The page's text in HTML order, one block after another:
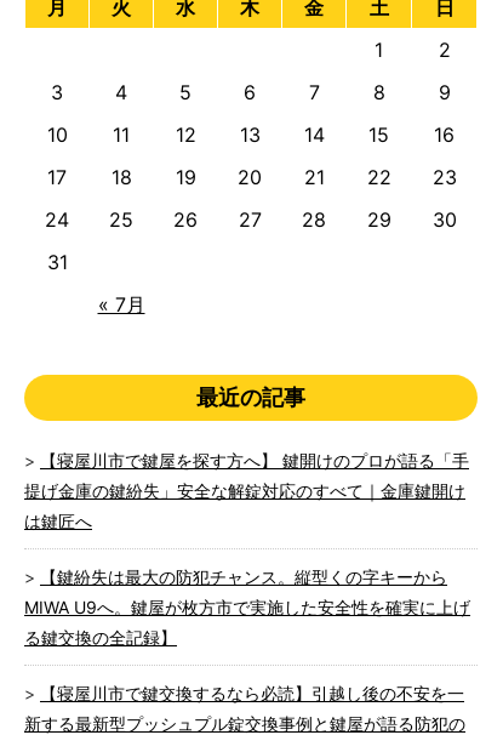
月
火 水 木 金 土 日
« 7月
1
2
3
4 5 6 7 8
9
10
11 12 13 14 15
16
17
18 19 20 21 22
23
24
25 26 27 28 29
30
31
最近の記事
【寝屋川市で鍵屋を探す方へ】 鍵開けのプロが語る「手
提げ金庫の鍵紛失」安全な解錠対応のすべて｜金庫鍵開け
は鍵匠へ
【鍵紛失は最大の防犯チャンス。縦型くの字キーから
MIWA U9へ。鍵屋が枚方市で実施した安全性を確実に上げ
る鍵交換の全記録】
【寝屋川市で鍵交換するなら必読】引越し後の不安を一
新する最新型プッシュプル錠交換事例と鍵屋が語る防犯の